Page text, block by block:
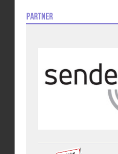
Partner